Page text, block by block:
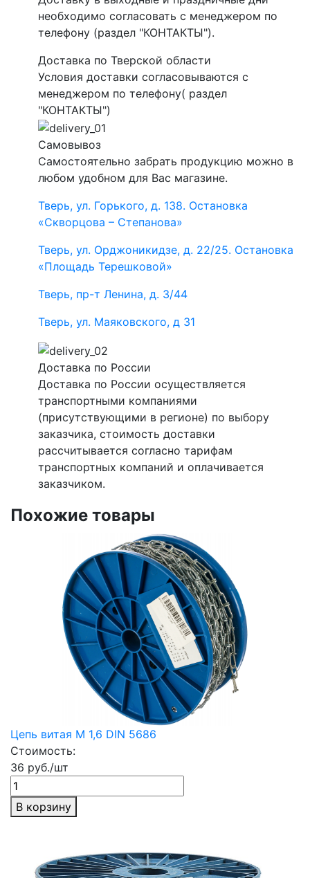
необходимо согласовать с менеджером по
телефону (раздел "КОНТАКТЫ").
Доставка по Тверской области
Условия доставки согласовываются с
менеджером по телефону( раздел
"КОНТАКТЫ")
Самовывоз
Самостоятельно забрать продукцию можно в
любом удобном для Вас магазине.
Тверь, ул. Горького, д. 138. Остановка
«Скворцова – Степанова»
Тверь, ул. Орджоникидзе, д. 22/25. Остановка
«Площадь Терешковой»
Тверь, пр-т Ленина, д. 3/44
Тверь, ул. Маяковского, д 31
Доставка по России
Доставка по России осуществляется
транспортными компаниями
(присутствующими в регионе) по выбору
заказчика, стоимость доставки
рассчитывается согласно тарифам
транспортных компаний и оплачивается
заказчиком.
Похожие товары
Цепь витая М 1,6 DIN 5686
Стоимость:
36 руб./шт
В корзину